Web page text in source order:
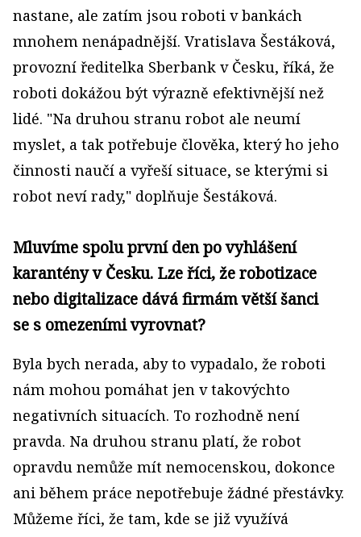
nastane, ale zatím jsou roboti v bankách
mnohem nenápadnější. Vratislava Šestáková,
provozní ředitelka Sberbank v Česku, říká, že
roboti dokážou být výrazně efektivnější než
lidé. "Na druhou stranu robot ale neumí
myslet, a tak potřebuje člověka, který ho jeho
činnosti naučí a vyřeší situace, se kterými si
robot neví rady," doplňuje Šestáková.
Mluvíme spolu první den po vyhlášení
karantény v Česku. Lze říci, že robotizace
nebo digitalizace dává firmám větší šanci
se s omezeními vyrovnat?
Byla bych nerada, aby to vypadalo, že roboti
nám mohou pomáhat jen v takovýchto
negativních situacích. To rozhodně není
pravda. Na druhou stranu platí, že robot
opravdu nemůže mít nemocenskou, dokonce
ani během práce nepotřebuje žádné přestávky.
Můžeme říci, že tam, kde se již využívá